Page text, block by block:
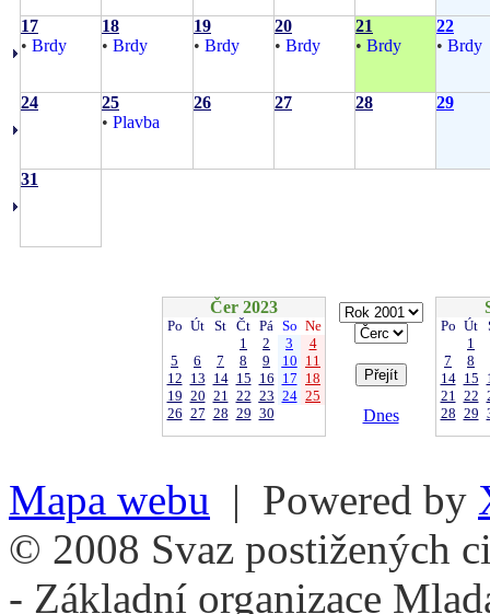
17
• Brdy
18
• Brdy
19
• Brdy
20
• Brdy
21
• Brdy
22
• Brdy
24
25
• Plavba
26 27 28 29
31
Čer 2023
Po Út St Čt Pá So Ne
1
2 3
4
5
6 7 8 9 10 11
12 13 14 15 16 17 18
19 20 21 22 23 24 25
26 27 28 29 30 Dnes
Po Út
1
7
8
14 15
21 22
28 29
Mapa webu | Powered by
© 2008 Svaz postižených
- Základní organizace